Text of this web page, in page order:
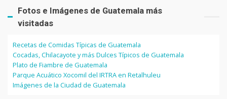
Fotos e Imágenes de Guatemala más
visitadas
Recetas de Comidas Típicas de Guatemala
Cocadas, Chilacayote y más Dulces Típicos de Guatemala
Plato de Fiambre de Guatemala
Parque Acuático Xocomil del IRTRA en Retalhuleu
Imágenes de la Ciudad de Guatemala